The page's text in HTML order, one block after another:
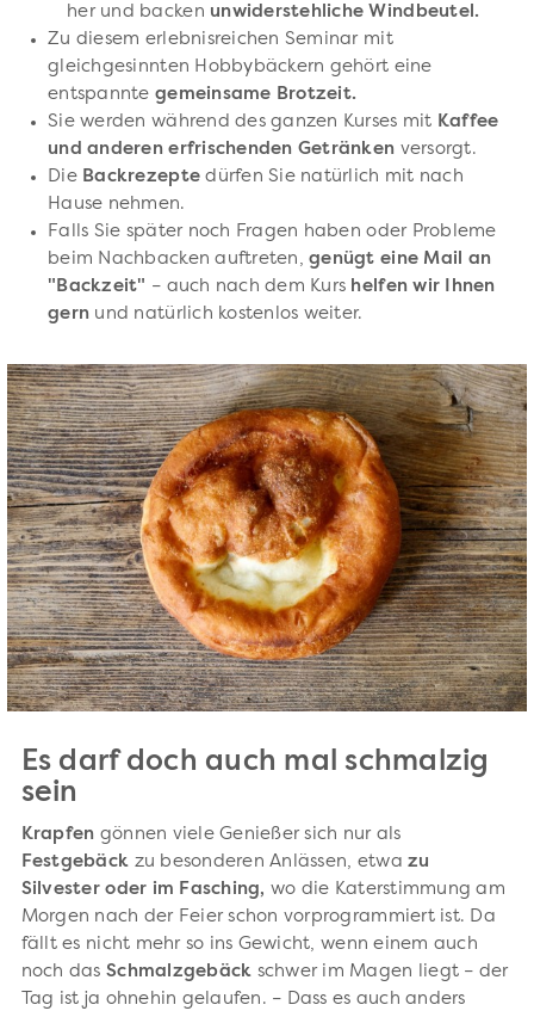
her und backen unwiderstehliche Windbeutel.
Zu diesem erlebnisreichen Seminar mit
gleichgesinnten Hobbybäckern gehört eine
entspanntegemeinsame Brotzeit.
Sie werden während des ganzen Kurses mit Kaffee
und anderen erfrischenden Getränken versorgt.
Die Backrezepte dürfen Sie natürlich mit nach
Hause nehmen.
Falls Sie später noch Fragen haben oder Probleme
beim Nachbacken auftreten,genügt eine Mail an
"Backzeit" – auch nach dem Kurs helfen wir Ihnen
gern und natürlich kostenlos weiter.
Es darf doch auch mal schmalzig
sein
Krapfen gönnen viele Genießer sich nur als
Festgebäck zu besonderen Anlässen, etwazu
Silvester oder im Fasching, wo die Katerstimmung am
Morgen nach der Feier schon vorprogrammiert ist. Da
fällt es nicht mehr so ins Gewicht, wenn einem auch
noch das Schmalzgebäck schwer im Magen liegt – der
Tag ist ja ohnehin gelaufen. – Dass es auch anders